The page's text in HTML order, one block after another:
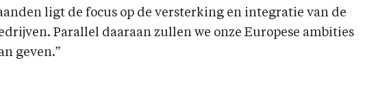
ligt de focus op de versterking en integratie van de
Parallel daaraan zullen we onze Europese ambities
geven.”